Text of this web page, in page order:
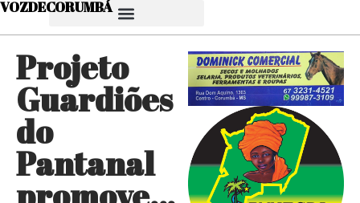
VOZDECORUMBÁ
Projeto
Guardiões
do
Pantanal